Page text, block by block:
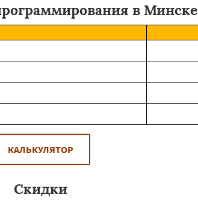
в Минске
КАЛЬКУЛЯТОР
Скидки